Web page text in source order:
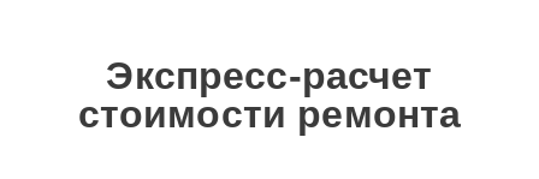
Экспресс-расчет
стоимости ремонта